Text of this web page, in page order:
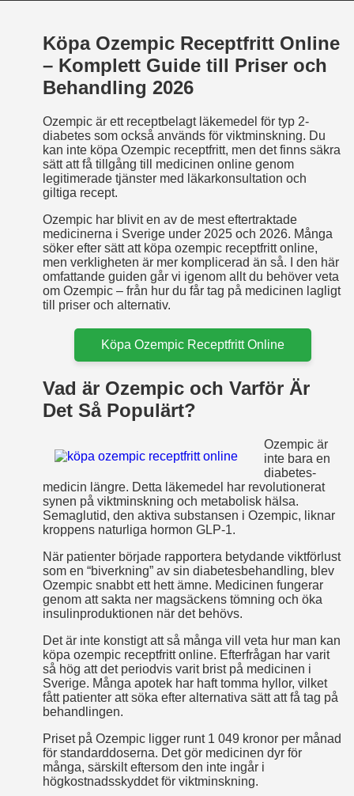
Köpa Ozempic Receptfritt Online
– Komplett Guide till Priser och
Behandling 2026
Ozempic är ett receptbelagt läkemedel för typ 2-
diabetes som också används för viktminskning. Du
kan inte köpa Ozempic receptfritt, men det finns säkra
sätt att få tillgång till medicinen online genom
legitimerade tjänster med läkarkonsultation och
giltiga recept.
Ozempic har blivit en av de mest eftertraktade
medicinerna i Sverige under 2025 och 2026. Många
söker efter sätt att köpa ozempic receptfritt online,
men verkligheten är mer komplicerad än så. I den här
omfattande guiden går vi igenom allt du behöver veta
om Ozempic – från hur du får tag på medicinen lagligt
till priser och alternativ.
Köpa Ozempic Receptfritt Online
Vad är Ozempic och Varför Är
Det Så Populärt?
Ozempic är
inte bara en
diabetes-
medicin längre. Detta läkemedel har revolutionerat
synen på viktminskning och metabolisk hälsa.
Semaglutid, den aktiva substansen i Ozempic, liknar
kroppens naturliga hormon GLP-1.
När patienter började rapportera betydande viktförlust
som en “biverkning” av sin diabetesbehandling, blev
Ozempic snabbt ett hett ämne. Medicinen fungerar
genom att sakta ner magsäckens tömning och öka
insulinproduktionen när det behövs.
Det är inte konstigt att så många vill veta hur man kan
köpa ozempic receptfritt online. Efterfrågan har varit
så hög att det periodvis varit brist på medicinen i
Sverige. Många apotek har haft tomma hyllor, vilket
fått patienter att söka efter alternativa sätt att få tag på
behandlingen.
Priset på Ozempic ligger runt 1 049 kronor per månad
för standarddoserna. Det gör medicinen dyr för
många, särskilt eftersom den inte ingår i
högkostnadsskyddet för viktminskning.